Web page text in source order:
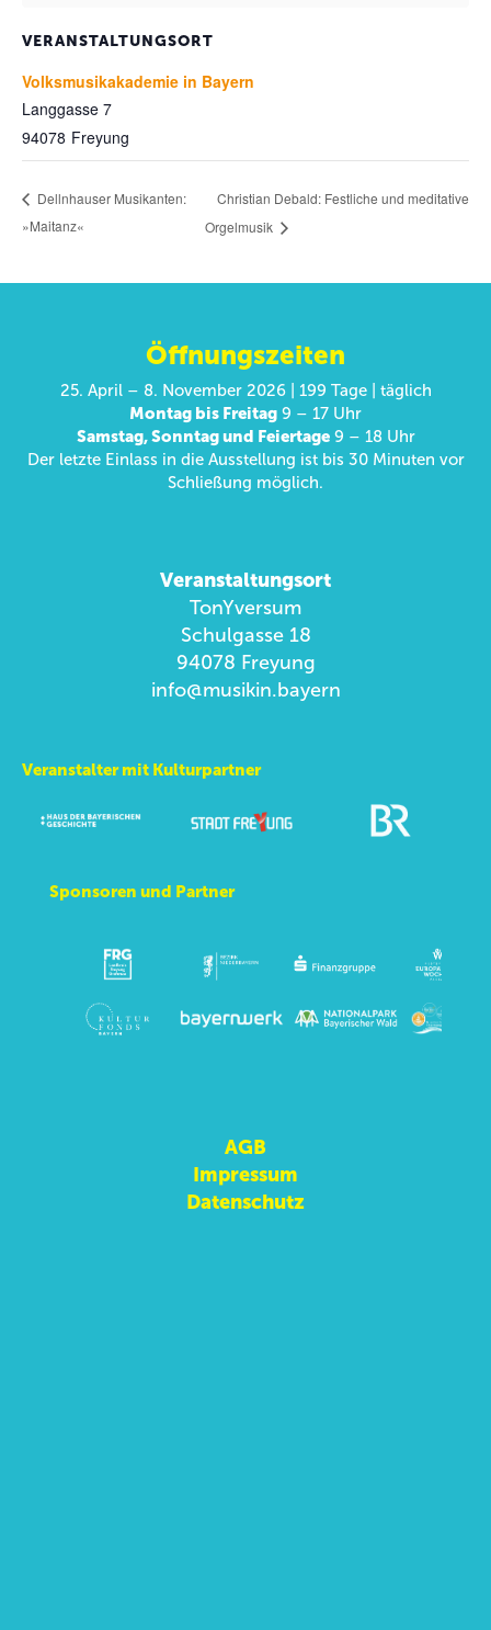
VERANSTALTUNGSORT
Volksmusikakademie in Bayern
Langgasse 7
Freyung
94078
Dellnhauser Musikanten:
»Maitanz«
Christian Debald: Festliche und meditative
Orgelmusik
Öffnungszeiten
25. April – 8. November 2026 | 199 Tage | täglich
Montag bis Freitag 9 – 17 Uhr
Samstag, Sonntag und Feiertage9 – 18 Uhr
Der letzte Einlass in die Ausstellung ist bis 30 Minuten vor
Schließung möglich.
Veranstaltungsort
TonYversum
Schulgasse 18
94078 Freyung
info@musikin.bayern
Veranstalter mit Kulturpartner
Sponsoren und Partner
AGB
Impressum
Datenschutz